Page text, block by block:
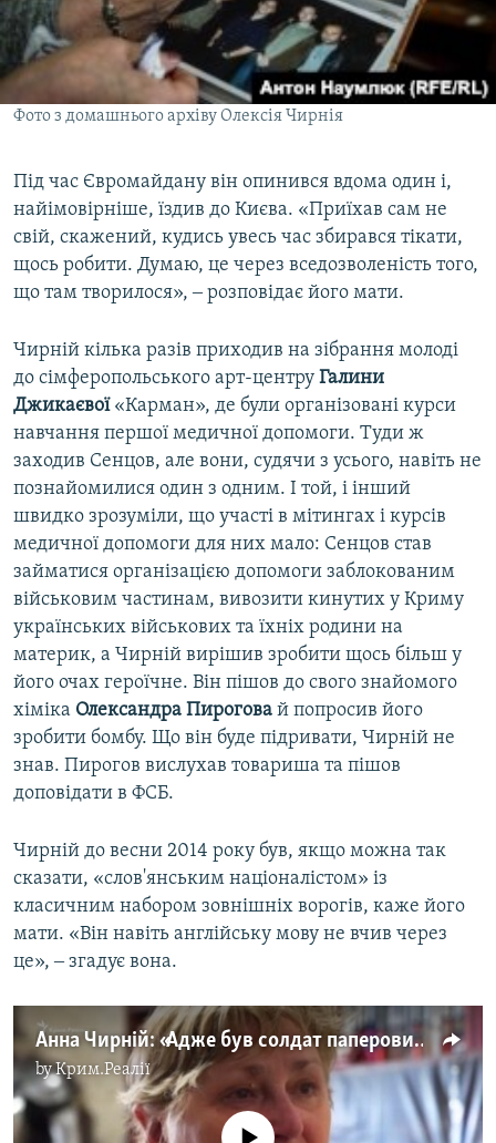
Фото з домашнього архіву Олексія Чирнія
Під час Євромайдану він опинився вдома один і,
найімовірніше, їздив до Києва. «Приїхав сам не
свій, скажений, кудись увесь час збирався тікати,
щось робити. Думаю, це через вседозволеність того,
що там творилося», ‒ розповідає його мати.
Чирній кілька разів приходив на зібрання молоді
до сімферопольського арт-центру Галини
Джикаєвої«Карман», де були організовані курси
навчання першої медичної допомоги. Туди ж
заходив Сенцов, але вони, судячи з усього, навіть не
познайомилися один з одним. І той, і інший
швидко зрозуміли, що участі в мітингах і курсів
медичної допомоги для них мало: Сенцов став
займатися організацією допомоги заблокованим
військовим частинам, вивозити кинутих у Криму
українських військових та їхніх родини на
материк, а Чирній вирішив зробити щось більш у
його очах героїчне. Він пішов до свого знайомого
хіміка Олександра Пирогова й попросив його
зробити бомбу. Що він буде підривати, Чирній не
знав. Пирогов вислухав товариша та пішов
доповідати в ФСБ.
Чирній до весни 2014 року був, якщо можна так
сказати, «слов'янським націоналістом» із
класичним набором зовнішніх ворогів, каже його
мати. «Він навіть англійську мову не вчив через
це», ‒ згадує вона.
Анна Чирній: «Адже був солдат паперовим» (відео)
byКрим.Реалії
No media source currently available